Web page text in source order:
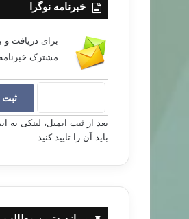
خبرنامه نوگرا
برای دریافت
مشترک
بعد از ثبت ایمیل، لینکی
باید آن را تایید کنید.